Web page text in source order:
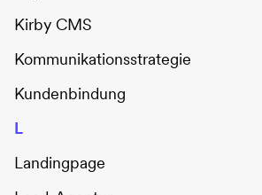
Kirby CMS
Kommunikationsstrategie
Kundenbindung
L
Landingpage